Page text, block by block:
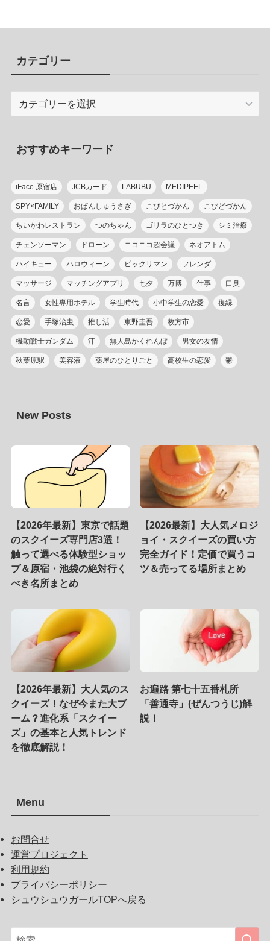
カテゴリー
リ
ー
おすすめキーワード
iFace 原宿店 JCBカード LABUBU MEDIPEEL
SPY×FAMILY おぱんしゅうさぎ こびとづかん こびどづかん
ちいかわレストラン つのちゃん ゴリラのひとつき シミ治療
チェンソーマン ドローン ニコニコ超会議 ネオアトム
ハイキュー ハロウィーン ビックリマン フレンダ
マッサージ マッチングアプリ 七夕 万博 仕事 口臭
名言 女性専用ホテル 学生時代 小中学生の恋愛 復縁
恋愛 手塚治虫 推し活 東野圭吾 枚方市
機動戦士ガンダム 汗 無人島かくれんぼ 男女の友情
秋葉原駅 美容液 薬屋のひとりごと 高校生の恋愛 鬱
New Posts
【2026年最新】東京で話題
のスクイーズ専門店3選！
触って選べる体験型ショッ
プ＆原宿・池袋の絶対行く
べき名所まとめ
【2026最新】大人気メロジ
ョイ・スクイーズの買い方
完全ガイド！定価で買うコ
ツ＆売ってる場所まとめ
【2026年最新】大人気のス
クイーズ！なぜ今また大ブ
ーム？進化系「スクイー
ズ」の基本と人気トレンド
を徹底解説！
お遍路 第七十五番札所
「善通寺」(ぜんつうじ)解
説！
Menu
お問合せ
運営プロジェクト
利用規約
プライバシーポリシー
シュウシュウガールTOPへ戻る